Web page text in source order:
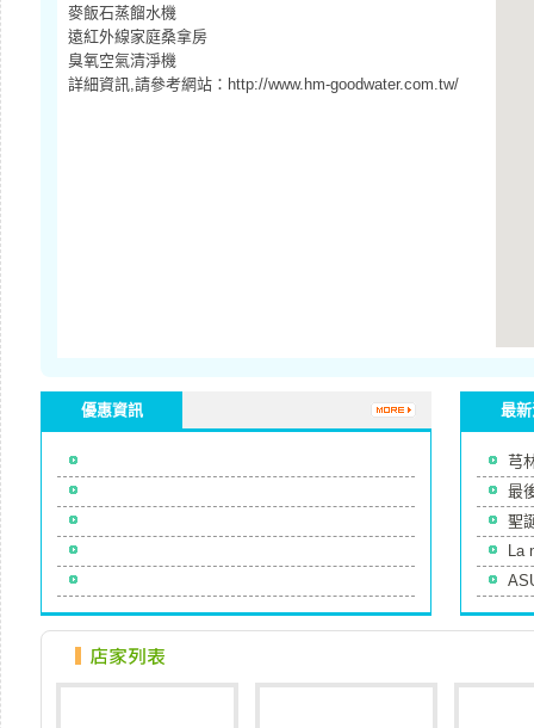
麥飯石蒸餾水機
遠紅外線家庭桑拿房
臭氧空氣清淨機
詳細資訊,請參考網站：http://www.hm-goodwater.com.tw/
優惠資訊 最
芎
最
聖
La